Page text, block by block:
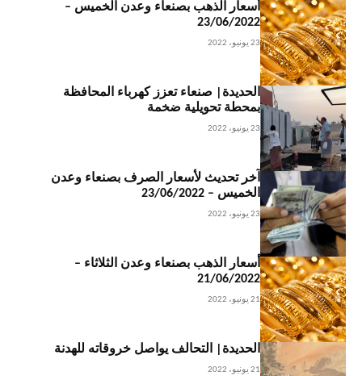
أسعار الذهب بصنعاء وعدن الخميس –
23/06/2022
23 يونيو، 2022
الحديدة| صنعاء تعزز كهرباء المحافظة
بمحطة تحويلية ضخمة
23 يونيو، 2022
آخر تحديث لأسعار الصرف بصنعاء وعدن
الخميس – 23/06/2022
23 يونيو، 2022
أسعار الذهب بصنعاء وعدن الثلاثاء –
21/06/2022
21 يونيو، 2022
الحديدة| التحالف يواصل خروقاته للهدنة
21 يونيو، 2022